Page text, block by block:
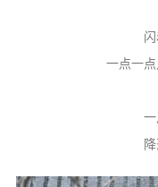
一点一点
一